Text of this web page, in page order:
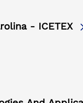
- ICETEX